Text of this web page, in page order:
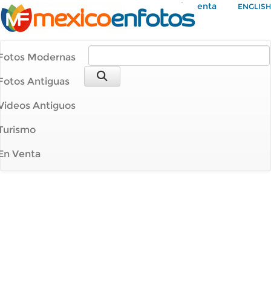
Mi Cuenta ENGLISH
Modernas
Antiguas
Antiguos
Venta